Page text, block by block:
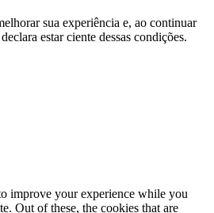
sua experiência e, ao continuar
estar ciente dessas condições.
improve your experience while you
Out of these, the cookies that are